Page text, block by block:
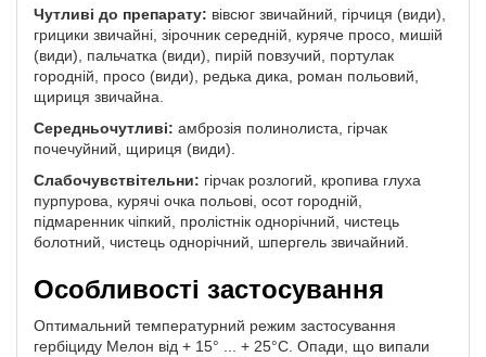
Чутливі до препарату: вівсюг звичайний, гірчиця (види),
грицики звичайні, зірочник середній, куряче просо, мишій
(види), пальчатка (види), пирій повзучий, портулак
городній, просо (види), редька дика, роман польовий,
щириця звичайна.
Середньочутливі: амброзія полинолиста, гірчак
почечуйний, щириця (види).
Слабочувствітельни: гірчак розлогий, кропива глуха
пурпурова, курячі очка польові, осот городній,
підмаренник чіпкий, пролістнік однорічний, чистець
болотний, чистець однорічний, шпергель звичайний.
Особливості застосування
Оптимальний температурний режим застосування
гербіциду Мелон від + 15° ... + 25°C. Опади, що випали